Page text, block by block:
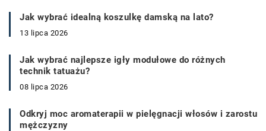
Jak wybrać idealną koszulkę damską na lato?
13 lipca 2026
Jak wybrać najlepsze igły modułowe do różnych
technik tatuażu?
08 lipca 2026
Odkryj moc aromaterapii w pielęgnacji włosów i zarostu
mężczyzny